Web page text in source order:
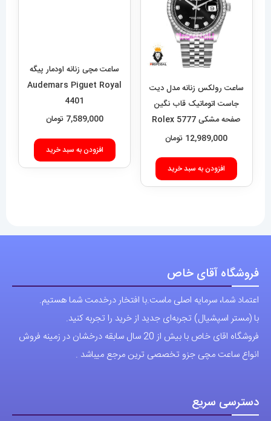
ساعت رولکس زنانه مدل دیت
جاست اتوماتیک قاب نگین
صفحه مشکی 5777 Rolex
Datejust
12,989,000 تومان
افزودن به سبد خرید
4401
7,589,000
افزودن به سبد خرید
فروشگاه آقای خاص
اعتماد شما، سرمایه اصلی ماست.با افتخار درخدمت شما هستیم.
با (مستر اسپشیال) تجربه‌ای جدید از خرید را تجربه کنید.
فروشگاه اقای خاص با بیش از 20 سال سابقه درخشان در زمینه فروش
انواع ساعت مچی جزو تخصصی ترین مرجع میباشد .
دسترسی سریع